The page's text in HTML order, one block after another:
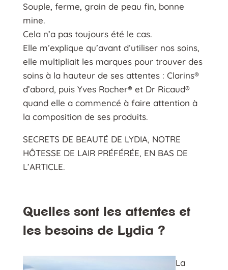
Souple, ferme, grain de peau fin, bonne
mine.
Cela n’a pas toujours été le cas.
Elle m’explique qu’avant d’utiliser nos soins,
elle multipliait les marques pour trouver des
soins à la hauteur de ses attentes : Clarins®️
d’abord, puis Yves Rocher®️ et Dr Ricaud®️
quand elle a commencé à faire attention à
la composition de ses produits.
SECRETS DE BEAUTÉ DE LYDIA, NOTRE
HÔTESSE DE LAIR PRÉFÉRÉE, EN BAS DE
L’ARTICLE.
Quelles sont les attentes et
les besoins de Lydia ?
La